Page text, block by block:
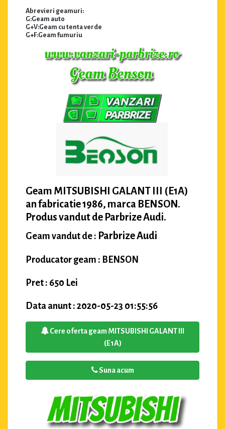
Abrevieri geamuri:
G:Geam auto
G+V:Geam cu tenta verde
G+F:Geam fumuriu
Geam MITSUBISHI GALANT III (E1A)
an fabricatie 1986, marca BENSON.
Produs vandut de Parbrize Audi.
Geam vandut de : Parbrize Audi
Producator geam : BENSON
Pret : 650 Lei
Data anunt : 2020-05-23 01:55:56
Cere oferta geam MITSUBISHI GALANT III
(E1A)
Suna acum